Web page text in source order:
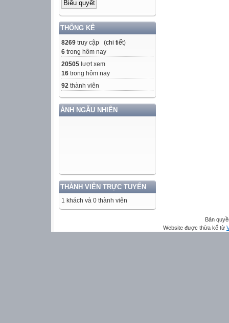
THỐNG KÊ
8269 truy cập (chi tiết)
6 trong hôm nay
20505 lượt xem
16 trong hôm nay
92 thành viên
ẢNH NGẪU NHIÊN
THÀNH VIÊN TRỰC TUYẾN
1 khách và 0 thành viên
Bản
Website được thừa kế từ